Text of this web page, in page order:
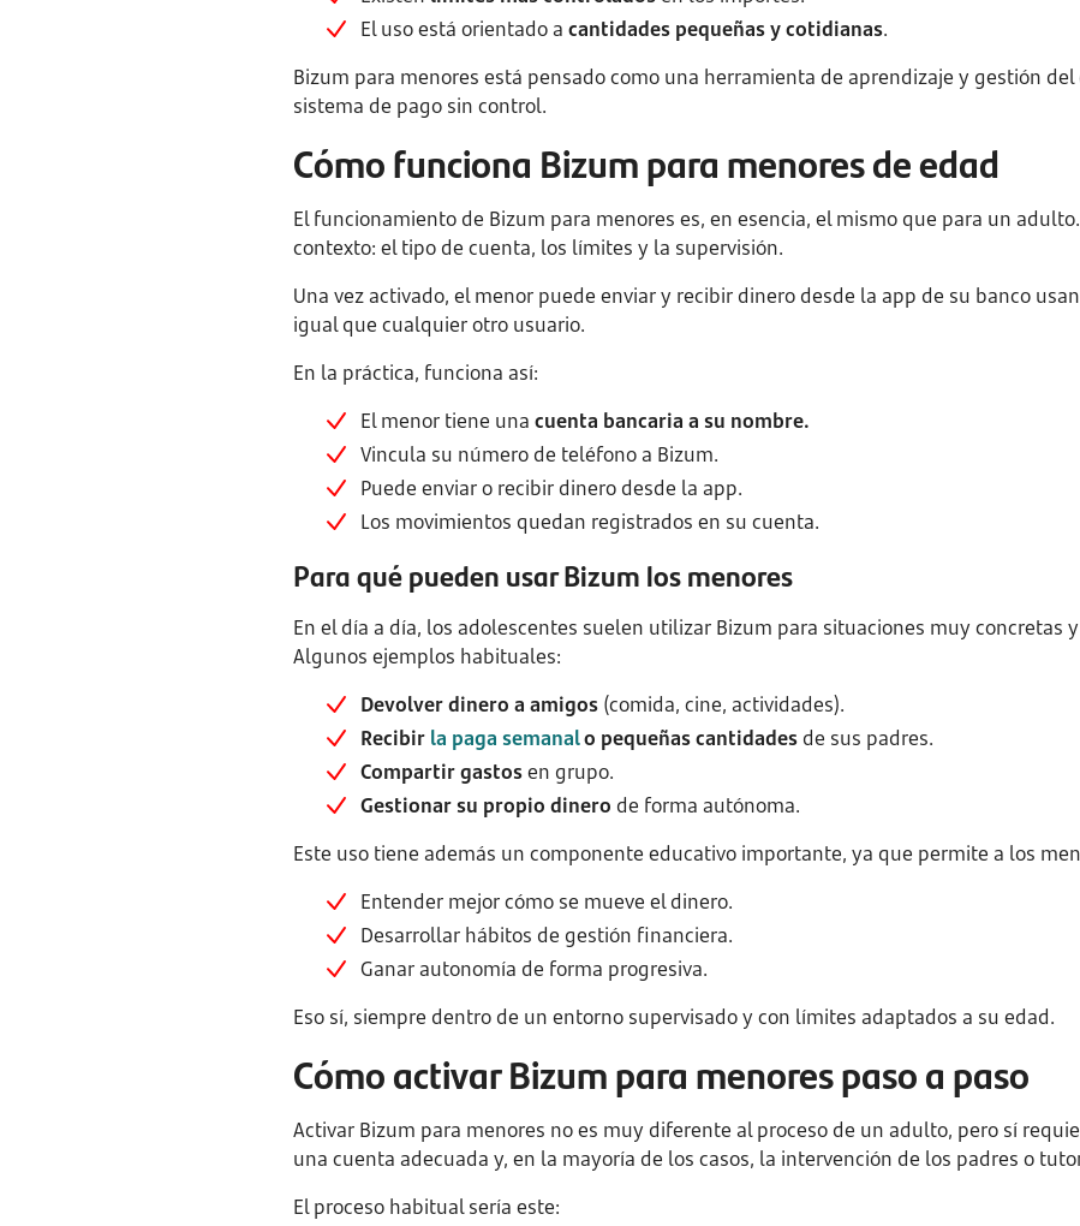
El uso está orientado a cantidades pequeñas y cotidianas.
Bizum para menores está pensado como una herramienta de aprendizaje y gestión
sistema de pago sin control.
Cómo funciona Bizum para menores de edad
El funcionamiento de Bizum para menores es, en esencia, el mismo que para un
contexto: el tipo de cuenta, los límites y la supervisión.
Una vez activado, el menor puede enviar y recibir dinero desde la app de su banco
igual que cualquier otro usuario.
En la práctica, funciona así:
El menor tiene una cuenta bancaria a su nombre.
Vincula su número de teléfono a Bizum.
Puede enviar o recibir dinero desde la app.
Los movimientos quedan registrados en su cuenta.
Para qué pueden usar Bizum los menores
En el día a día, los adolescentes suelen utilizar Bizum para situaciones muy concretas
Algunos ejemplos habituales:
Devolver dinero a amigos (comida, cine, actividades).
Recibir la paga semanalo pequeñas cantidades de sus padres.
Compartir gastosen grupo.
Gestionar su propio dinero de forma autónoma.
Este uso tiene además un componente educativo importante, ya que permite a los
Entender mejor cómo se mueve el dinero.
Desarrollar hábitos de gestión financiera.
Ganar autonomía de forma progresiva.
Eso sí, siempre dentro de un entorno supervisado y con límites adaptados a su edad.
Cómo activar Bizum para menores paso a paso
Activar Bizum para menores no es muy diferente al proceso de un adulto, pero sí
una cuenta adecuada y, en la mayoría de los casos, la intervención de los padres o
El proceso habitual sería este: